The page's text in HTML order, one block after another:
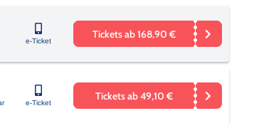
e-Ticket
Tickets ab 168,90 €
e-Ticket
Tickets ab 49,10 €